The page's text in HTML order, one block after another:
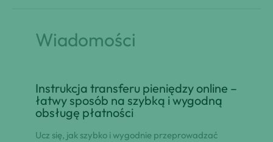
Wiadomości
Instrukcja transferu pieniędzy online –
łatwy sposób na szybką i wygodną
obsługę płatności
Ucz się, jak szybko i wygodnie przeprowadzać